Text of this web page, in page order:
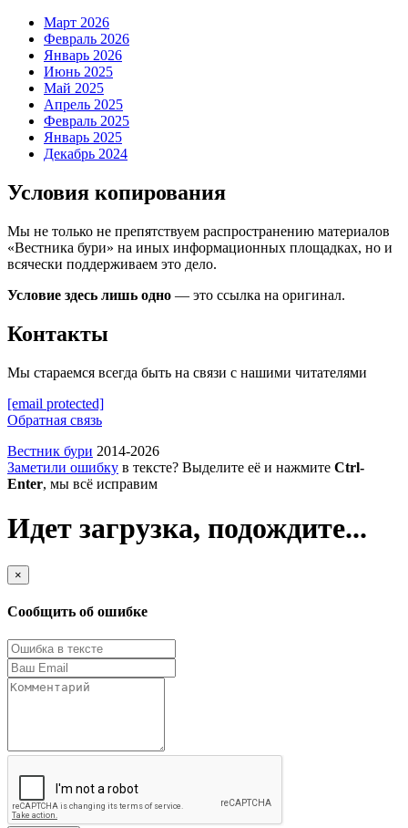
Март 2026
Февраль 2026
Январь 2026
Июнь 2025
Май 2025
Апрель 2025
Февраль 2025
Январь 2025
Декабрь 2024
Условия копирования
Мы не только не препятствуем распространению материалов
«Вестника бури» на иных информационных площадках, но и
всячески поддерживаем это дело.
Условие здесь лишь одно — это ссылка на оригинал.
Контакты
Мы стараемся всегда быть на связи с нашими читателями
[email protected]
Обратная связь
Вестник бури 2014-2026
Заметили ошибку в тексте? Выделите её и нажмите Ctrl-
Enter, мы всё исправим
Идет загрузка, подождите...
×
Сообщить об ошибке